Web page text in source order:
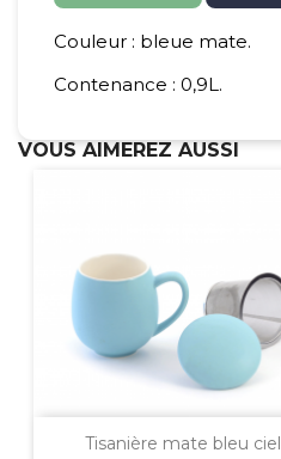
Couleur : bleue mate.
Contenance : 0,9L.
VOUS AIMEREZ AUSSI
Tisanière mate bleu ciel